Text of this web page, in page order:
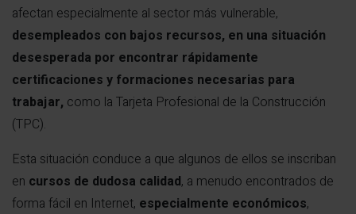
afectan especialmente al sector más vulnerable,
desempleados con bajos recursos, en una situación
desesperada por encontrar rápidamente
certificaciones y formaciones necesarias para
trabajar, como la Tarjeta Profesional de la Construcción
(TPC).
Esta situación conduce a que algunos de ellos se inscriban
en cursos de dudosa calidad, a menudo encontrados de
forma fácil en Internet, especialmente económicos,